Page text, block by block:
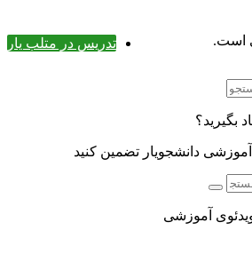
تدریس در متلب یار
است.
بگیرید؟
آموزشی دانشجویار تضمین کنید